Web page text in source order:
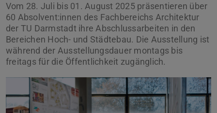
Vom 28. Juli bis 01. August 2025 präsentieren über
60 Absolvent:innen des Fachbereichs Architektur
der TU Darmstadt ihre Abschlussarbeiten in den
Bereichen Hoch- und Städtebau. Die Ausstellung ist
während der Ausstellungsdauer montags bis
freitags für die Öffentlichkeit zugänglich.